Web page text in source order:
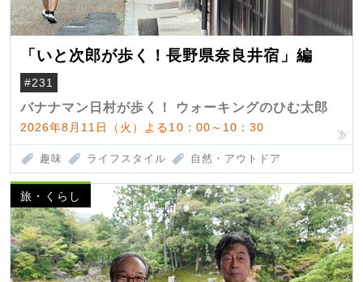
「いと次郎が歩く！長野県奈良井宿」編
#231
バナナマン日村が歩く！ ウォーキングのひむ太郎
2026年8月11日（火）よる10：00～10：30
趣味 ライフスタイル 自然・アウトドア
旅・くらし